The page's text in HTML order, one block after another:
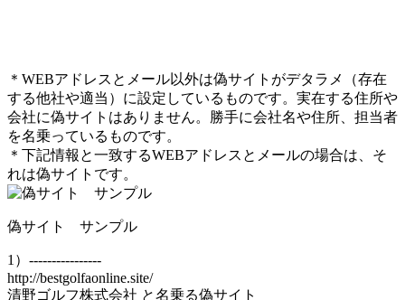
＊WEBアドレスとメール以外は偽サイトがデタラメ（存在
する他社や適当）に設定しているものです。実在する住所や
会社に偽サイトはありません。勝手に会社名や住所、担当者
を名乗っているものです。
＊下記情報と一致するWEBアドレスとメールの場合は、そ
れは偽サイトです。
偽サイト サンプル
1）----------------
http://bestgolfaonline.site/
清野ゴルフ株式会社 と名乗る偽サイト